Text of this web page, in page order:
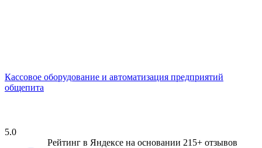
Кассовое оборудование и автоматизация предприятий
общепита
5.0
Рейтинг в Яндексе на основании 215+ отзывов